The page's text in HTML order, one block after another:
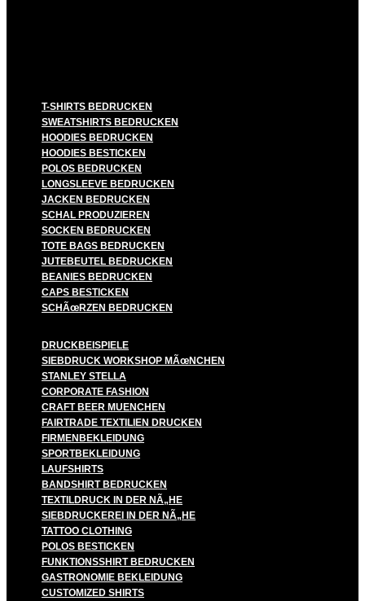
T-SHIRTS BEDRUCKEN
SWEATSHIRTS BEDRUCKEN
HOODIES BEDRUCKEN
HOODIES BESTICKEN
POLOS BEDRUCKEN
LONGSLEEVE BEDRUCKEN
JACKEN BEDRUCKEN
SCHAL PRODUZIEREN
SOCKEN BEDRUCKEN
TOTE BAGS BEDRUCKEN
JUTEBEUTEL BEDRUCKEN
BEANIES BEDRUCKEN
CAPS BESTICKEN
SCHÃœRZEN BEDRUCKEN
DRUCKBEISPIELE
SIEBDRUCK WORKSHOP MÃœNCHEN
STANLEY STELLA
CORPORATE FASHION
CRAFT BEER MUENCHEN
FAIRTRADE TEXTILIEN DRUCKEN
FIRMENBEKLEIDUNG
SPORTBEKLEIDUNG
LAUFSHIRTS
BANDSHIRT BEDRUCKEN
TEXTILDRUCK IN DER NÃ„HE
SIEBDRUCKEREI IN DER NÃ„HE
TATTOO CLOTHING
POLOS BESTICKEN
FUNKTIONSSHIRT BEDRUCKEN
GASTRONOMIE BEKLEIDUNG
CUSTOMIZED SHIRTS